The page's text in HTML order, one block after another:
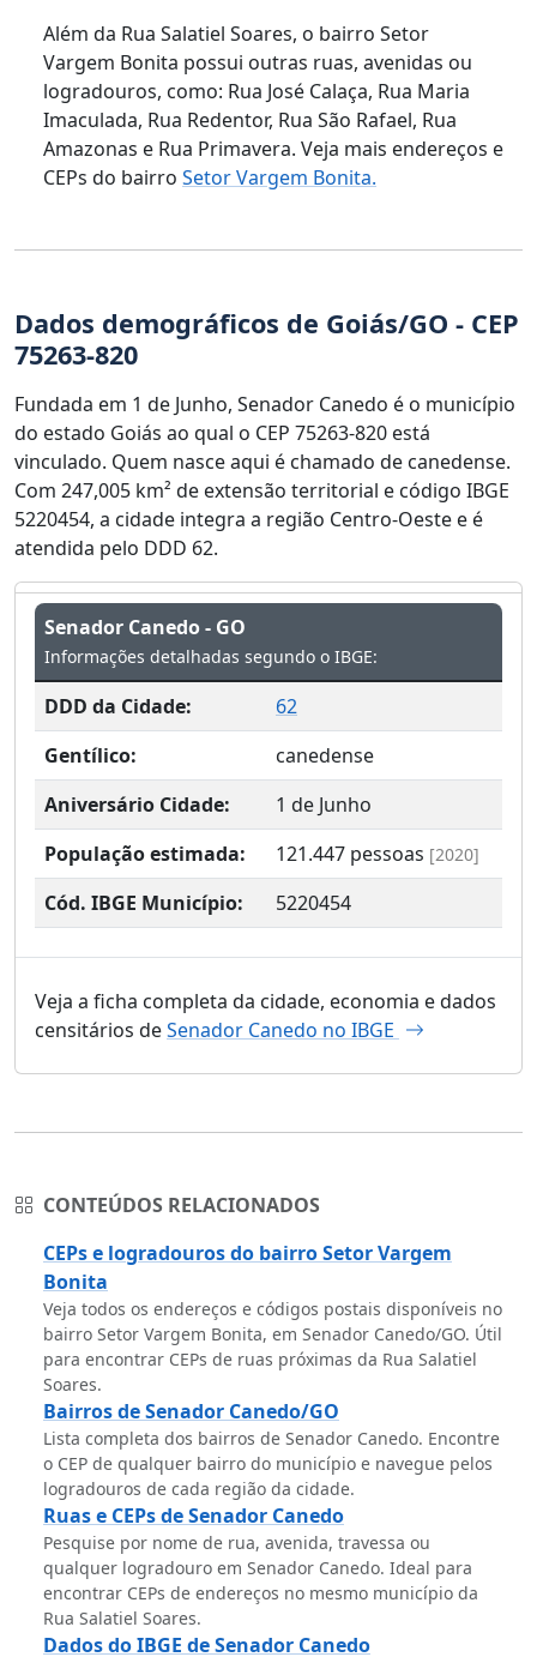
Além da Rua Salatiel Soares, o bairro Setor
Vargem Bonita possui outras ruas, avenidas ou
logradouros, como: Rua José Calaça, Rua Maria
Imaculada, Rua Redentor, Rua São Rafael, Rua
Amazonas e Rua Primavera. Veja mais endereços e
CEPs do bairro Setor Vargem Bonita.
Dados demográficos de Goiás/GO - CEP
75263-820
Fundada em 1 de Junho, Senador Canedo é o município
do estado Goiás ao qual o CEP 75263-820 está
vinculado. Quem nasce aqui é chamado de canedense.
Com 247,005 km² de extensão territorial e código IBGE
5220454, a cidade integra a região Centro-Oeste e é
atendida pelo DDD 62.
Senador Canedo - GO
Informações detalhadas segundo o IBGE:
DDD da Cidade:
62
Gentílico:
canedense
Aniversário Cidade:
1 de Junho
População estimada:
121.447 pessoas [2020]
Cód. IBGE Município: 5220454
Veja a ficha completa da cidade, economia e dados
censitários deSenador Canedo no IBGE
CONTEÚDOS RELACIONADOS
CEPs e logradouros do bairro Setor Vargem
Bonita
Veja todos os endereços e códigos postais disponíveis no
bairro Setor Vargem Bonita, em Senador Canedo/GO. Útil
para encontrar CEPs de ruas próximas da Rua Salatiel
Soares.
Bairros de Senador Canedo/GO
Lista completa dos bairros de Senador Canedo. Encontre
o CEP de qualquer bairro do município e navegue pelos
logradouros de cada região da cidade.
Ruas e CEPs de Senador Canedo
Pesquise por nome de rua, avenida, travessa ou
qualquer logradouro em Senador Canedo. Ideal para
encontrar CEPs de endereços no mesmo município da
Rua Salatiel Soares.
Dados do IBGE de Senador Canedo